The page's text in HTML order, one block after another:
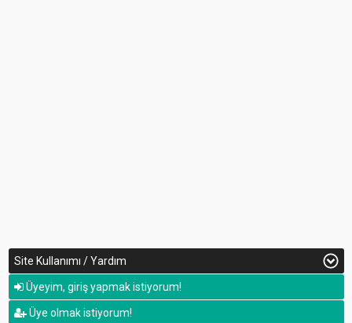
Site Kullanımı / Yardım
Üyeyim, giriş yapmak istiyorum!
Üye olmak istiyorum!